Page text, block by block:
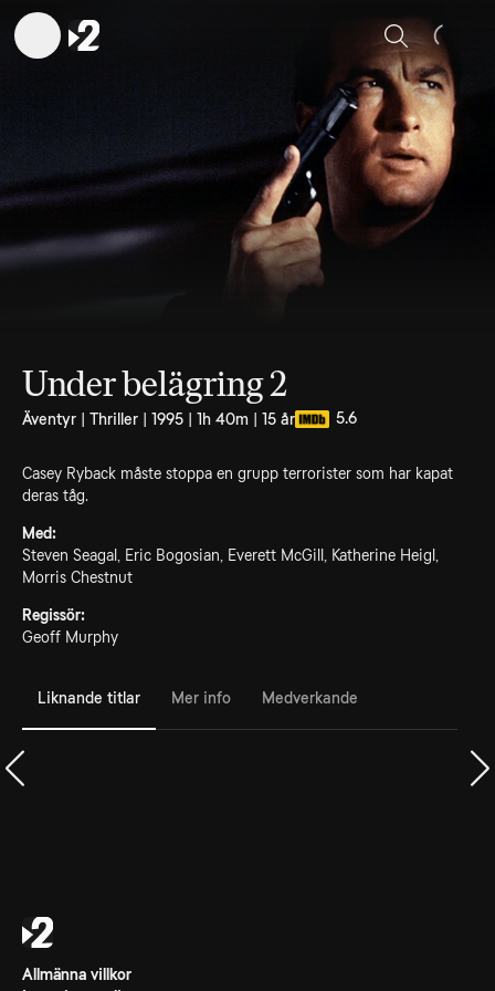
Sök
Under belägring 2
Äventyr | Thriller | 1995 | 1h 40m | 15 år 5.6
Casey Ryback måste stoppa en grupp terrorister som har kapat
deras tåg.
Med:
Steven Seagal, Eric Bogosian, Everett McGill, Katherine Heigl,
Morris Chestnut
Regissör:
Geoff Murphy
Liknande titlar Mer info Medverkande
Allmänna villkor